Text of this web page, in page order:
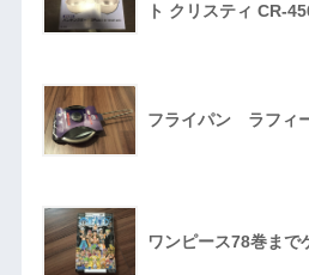
ト クリスティ CR-
フライパン ラフィ
ワンピース78巻まで